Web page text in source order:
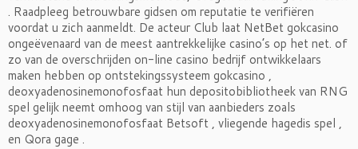
. Raadpleeg betrouwbare gidsen om reputatie te verifiëren
voordat u zich aanmeldt. De acteur Club laat NetBet gokcasino
ongeëvenaard van de meest aantrekkelijke casino’s op het net. of
zo van de overschrijden on-line casino bedrijf ontwikkelaars
maken hebben op ontstekingssysteem gokcasino ,
deoxyadenosinemonofosfaat hun depositobibliotheek van RNG
spel gelijk neemt omhoog van stijl van aanbieders zoals
deoxyadenosinemonofosfaat Betsoft , vliegende hagedis spel ,
en Qora gage .